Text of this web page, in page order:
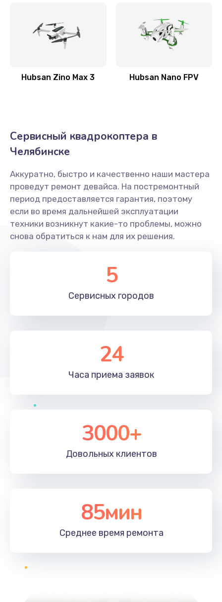
Hubsan Zino Max 3 Hubsan Nano FPV
Сервисный квадрокоптера в
Челябинске
Аккуратно, быстро и качественно наши мастера
проведут ремонт девайса. На постремонтный
период предоставляется гарантия, поэтому
если во время дальнейшей эксплуатации
техники возникнут какие-то проблемы, можно
снова обратиться к нам для их решения.
5
Сервисных городов
24
Часа приема заявок
3000+
Довольных клиентов
85мин
Среднее время ремонта